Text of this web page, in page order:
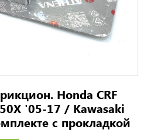
Honda CRF
'05-17 / Kawasaki
с прокладкой